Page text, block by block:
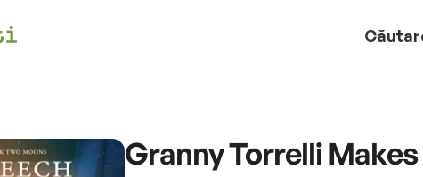
Granny Torrelli